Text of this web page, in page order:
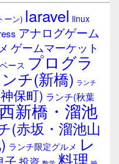
ーン) laravel linux
アナログゲーム
ゲームマーケット
ース プログラ
チ(新橋) ランチ
保町) ランチ(秋葉
新橋・溜池
(赤坂・溜池山
ランチ限定グルメ レ
料理